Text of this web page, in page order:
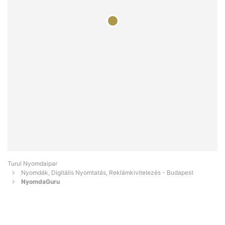
Turul Nyomdaipar
Nyomdák, Digitális Nyomtatás, Reklámkivitelezés - Budapest
NyomdaGuru